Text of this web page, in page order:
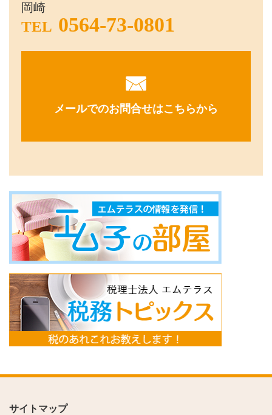
岡崎
TEL 0564-73-0801
メールでのお問合せはこちらから
サイトマップ